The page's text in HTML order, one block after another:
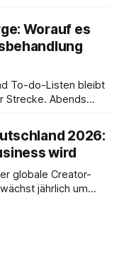
E-Mail & Cloud
mail.
Worauf es
To-do-Listen bleibt
Strecke. Abends
Dabei reagiert die
und
oder neigt zu
2026:
wird
globale Creator-
jährlich um
Weltweit